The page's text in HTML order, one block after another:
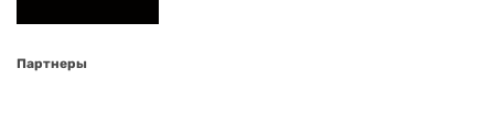
Партнеры